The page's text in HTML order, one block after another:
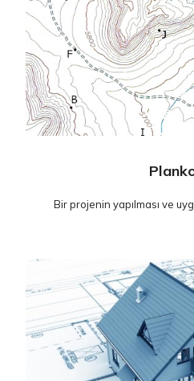
Bir projenin yapılması ve